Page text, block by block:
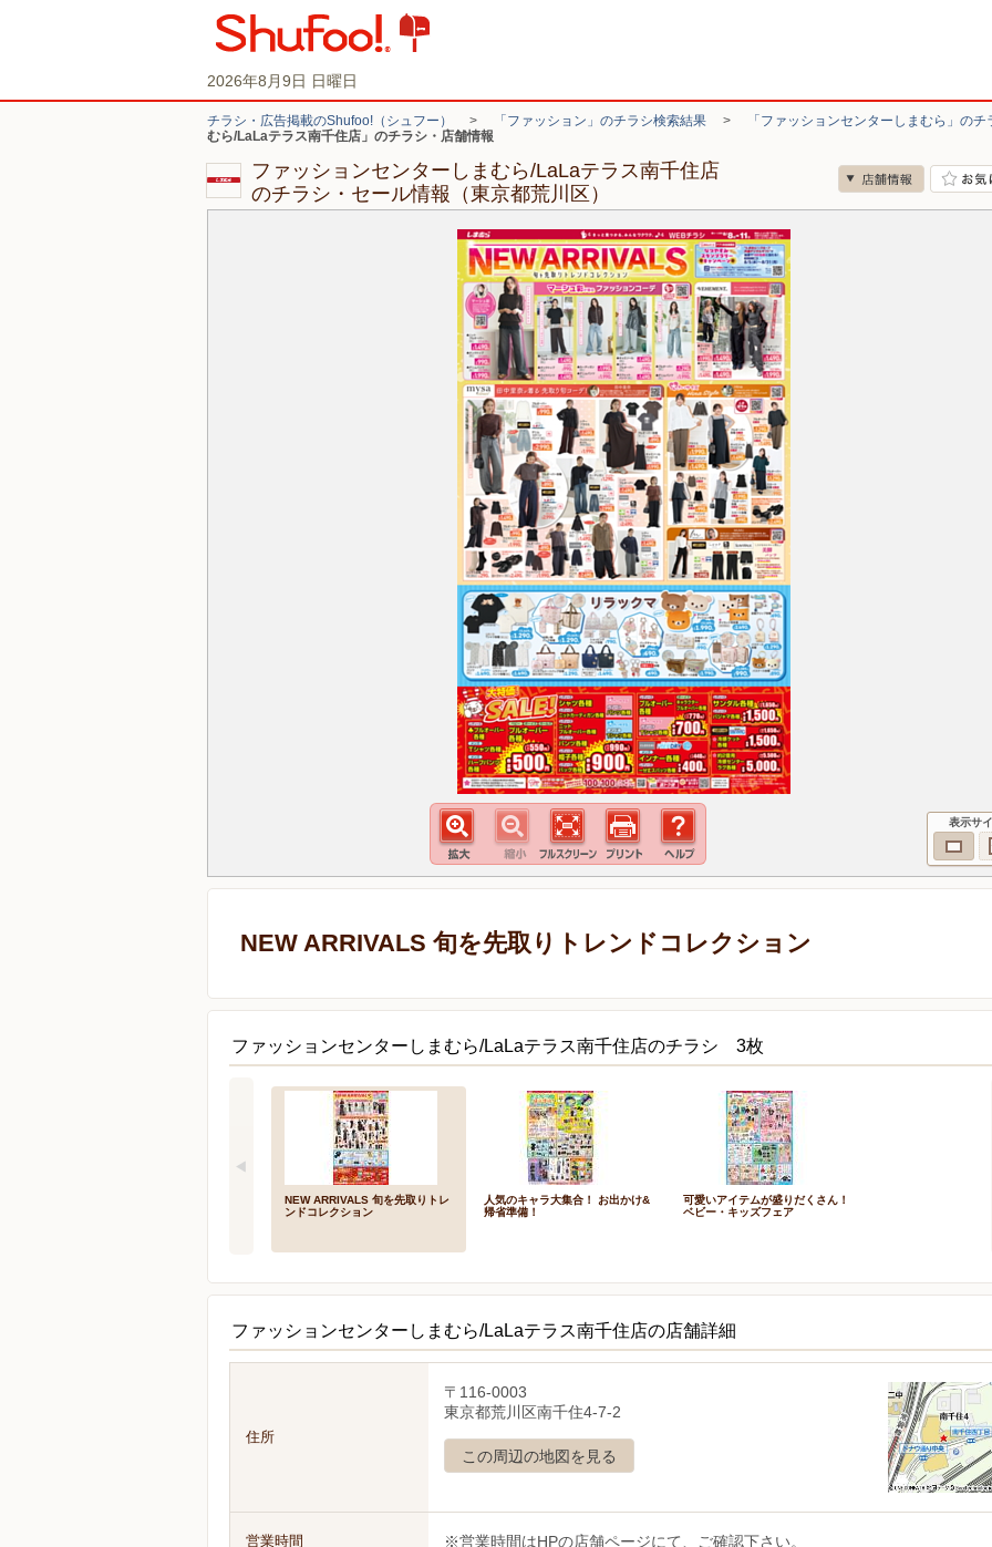
2026年8月9日 日曜日
チラシ・広告掲載のShufoo!（シュフー） > 「ファッション」のチラシ検索結果 > 「ファッションセンターしまむら」の
むら/LaLaテラス南千住店」のチラシ・店舗情報
ファッションセンターしまむら/LaLaテラス南千住店
のチラシ・セール情報（東京都荒川区）
表示サ
NEW ARRIVALS 旬を先取りトレンドコレクション
ファッションセンターしまむら/LaLaテラス南千住店のチラシ 3枚
NEW ARRIVALS 旬を先取りトレ
ンドコレクション
人気のキャラ大集合！ お出かけ&
帰省準備！
可愛いアイテムが盛りだくさん！
ベビー・キッズフェア
ファッションセンターしまむら/LaLaテラス南千住店の店舗詳細
住所
〒116-0003
東京都荒川区南千住4-7-2
この周辺の地図を見る
営業時間 ※営業時間はHPの店舗ページにて、ご確認下さい。